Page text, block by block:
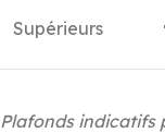
Supérieurs
Plafonds indicatifs